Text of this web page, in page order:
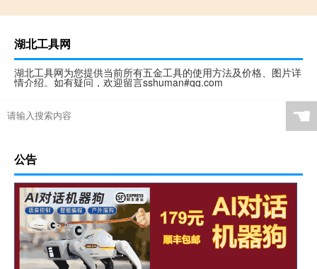
湖北工具网
湖北工具网为您提供当前所有五金工具的使用方法及价格、图片详
情介绍。如有疑问，欢迎留言sshuman#qq.com
☚
公告